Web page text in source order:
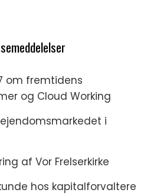
om fremtidens
og Cloud Working
i
af Vor Frelserkirke
hos kapitalforvaltere